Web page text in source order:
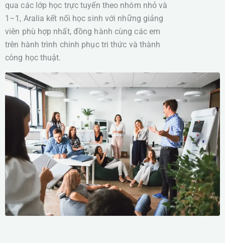
qua các lớp học trực tuyến theo nhóm nhỏ và
1–1, Aralia kết nối học sinh với những giảng
viên phù hợp nhất, đồng hành cùng các em
trên hành trình chinh phục tri thức và thành
công học thuật.